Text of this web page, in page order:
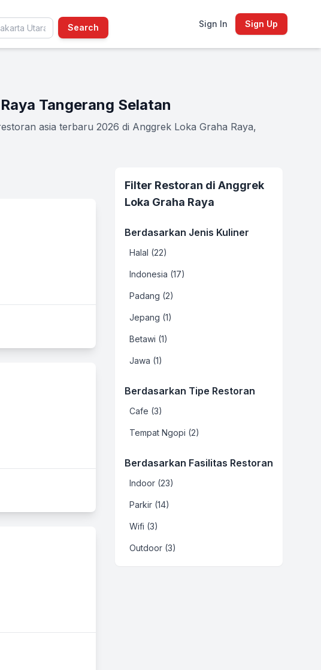
Search Sign In Sign Up
Tangerang Selatan
asia terbaru 2026 di Anggrek Loka Graha Raya,
Filter Restoran di Anggrek
Loka Graha Raya
Berdasarkan Jenis Kuliner
Halal (22)
Indonesia (17)
Padang (2)
Jepang (1)
Betawi (1)
Jawa (1)
Berdasarkan Tipe Restoran
Cafe (3)
Tempat Ngopi (2)
Berdasarkan Fasilitas Restoran
Indoor (23)
Parkir (14)
Wifi (3)
Outdoor (3)